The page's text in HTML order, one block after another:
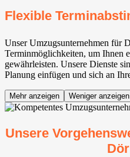
Flexible
Unser Umzugsunternehmen für
Terminmöglichkeiten, um Ihnen
gewährleisten. Unsere Dienste
Planung einfügen und sich an
Mehr anzeigen Weniger anzeigen
Unsere